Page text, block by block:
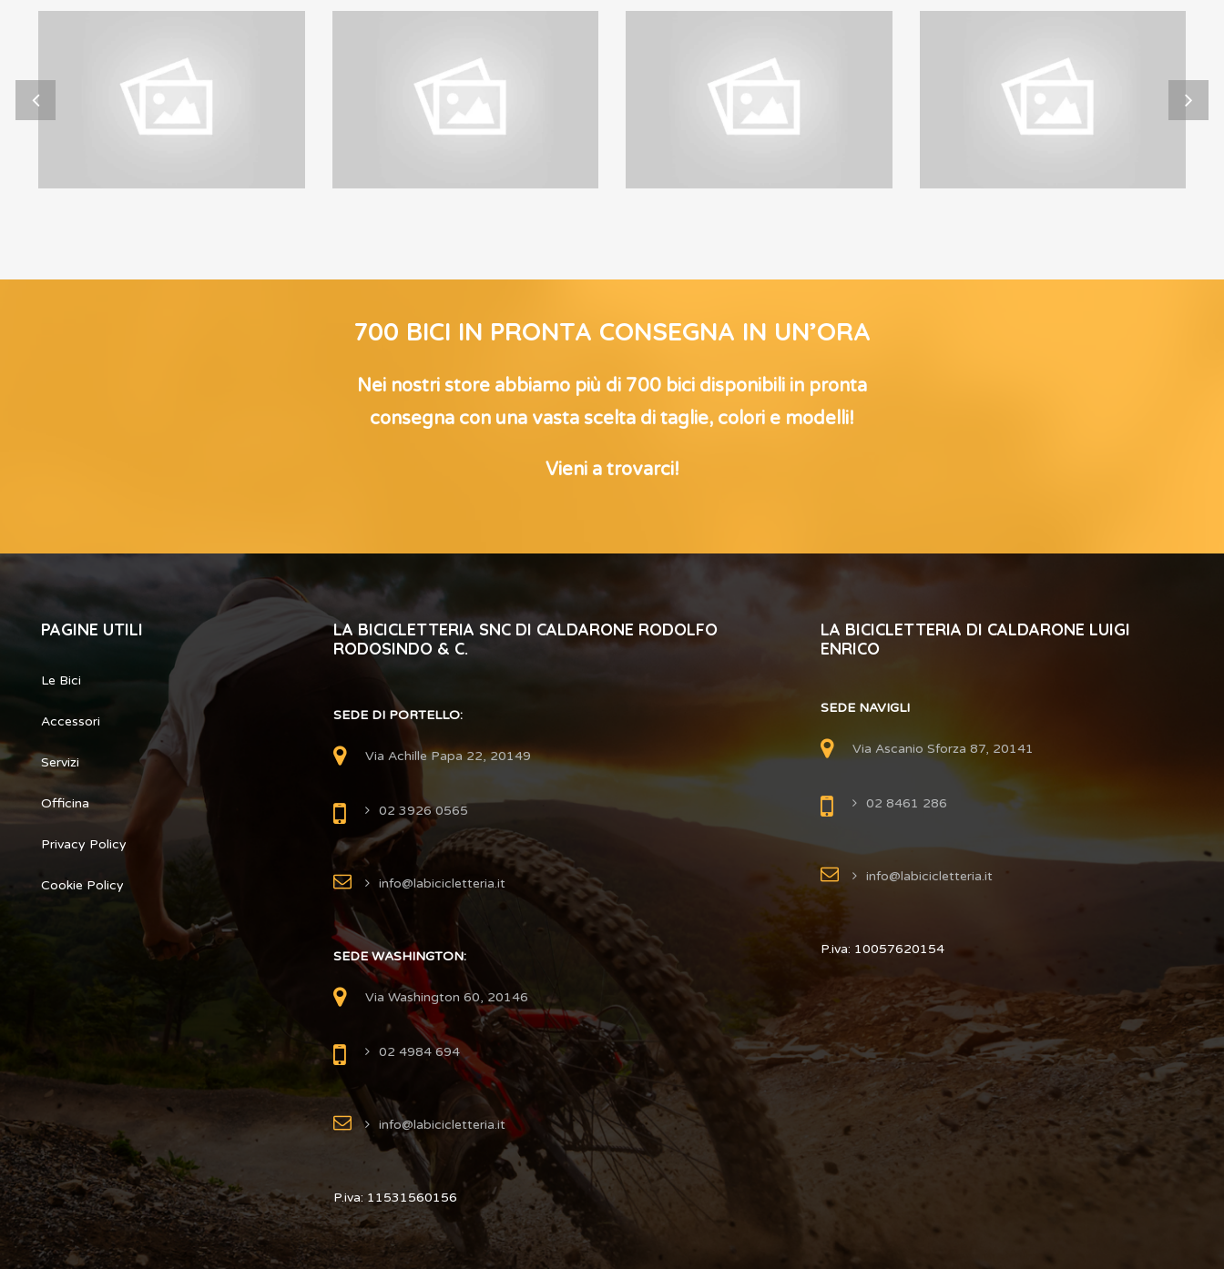
Motor Style
MOTOR STYLE 1
Motor Style
MOTOR STYLE 4
Motor Style
MOTOR STYLE 2
Racer
700 BICI IN PRONTA CONSEGNA IN UN’ORA
Nei nostri store abbiamo più di 700 bici disponibili in pronta
consegna con una vasta scelta di taglie, colori e modelli!
Vieni a trovarci!
PAGINE UTILI
Le Bici
Accessori
Servizi
Officina
Privacy Policy
Cookie Policy
LA BICICLETTERIA SNC DI CALDARONE RODOLFO
RODOSINDO & C.
SEDE DI PORTELLO:
Via Achille Papa 22, 20149
02 3926 0565
info@labicicletteria.it
SEDE WASHINGTON:
Via Washington 60, 20146
02 4984 694
info@labicicletteria.it
P.iva: 11531560156
LA BICICLETTERIA DI CALDARONE LUIGI
ENRICO
SEDE NAVIGLI
Via Ascanio Sforza 87, 20141
02 8461 286
info@labicicletteria.it
P.iva: 10057620154